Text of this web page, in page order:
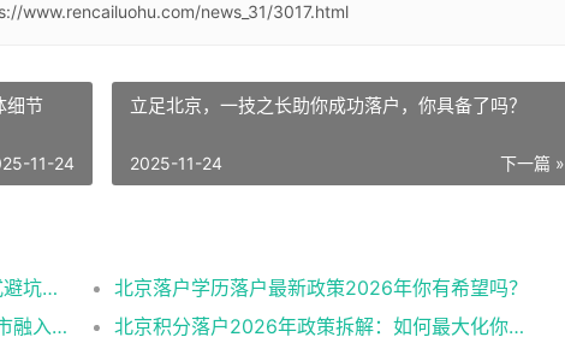
www.rencailuohu.com/news_31/3017.html
细节
11-24
立足北京，一技之长助你成功落户，你具备了吗？
下一篇 »
2025-11-24
整理2026北京户口落户政策多种办理方式避坑指南
北京落户学历落户最新政策2026年你有希望吗？
系统施策，多措并举：全面促进农民工城市融入与社会融合
北京积分落户2026年政策拆解：如何最大化你的积分？